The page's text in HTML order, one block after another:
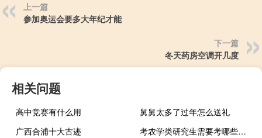
上一篇
参加奥运会要多大年纪才能
下一篇
冬天药房空调开几度
相关问题
高中竞赛有什么用
舅舅太多了过年怎么送礼
广西合浦十大古迹
考农学类研究生需要考哪些科目